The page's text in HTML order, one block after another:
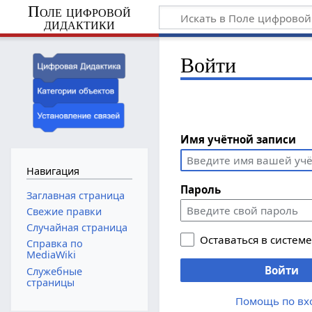
Поле цифровой
дидактики
Войти
Имя учётной записи
Пароль
Оставаться в системе
Войти
Помощь по
Навигация
Заглавная страница
Свежие правки
Случайная страница
Справка по
MediaWiki
Служебные
страницы